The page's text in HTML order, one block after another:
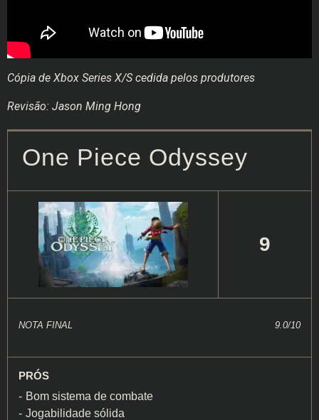
Cópia de Xbox Series X/S cedida pelos produtores
Revisão: Jason Ming Hong
One Piece Odyssey
9
NOTA FINAL 9.0/10
PRÓS
Bom sistema de combate
Jogabilidade sólida